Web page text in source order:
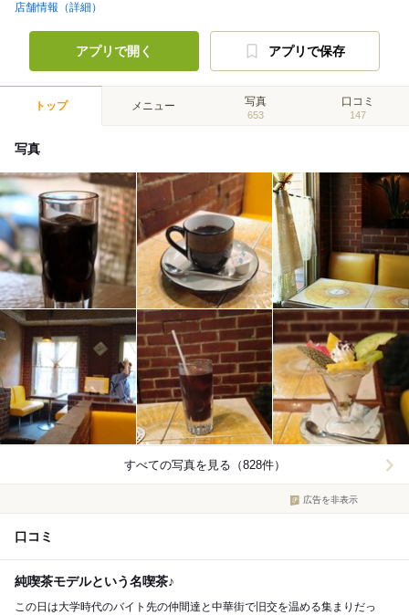
店舗情報（詳細）
アプリで開く アプリで保存
トップ メニュー 写真
653
口コミ
147
写真
すべての写真を見る（828件）
広告を非表示
口コミ
純喫茶モデルという名喫茶♪
この日は大学時代のバイト先の仲間達と中華街で旧交を温める集まりだっ